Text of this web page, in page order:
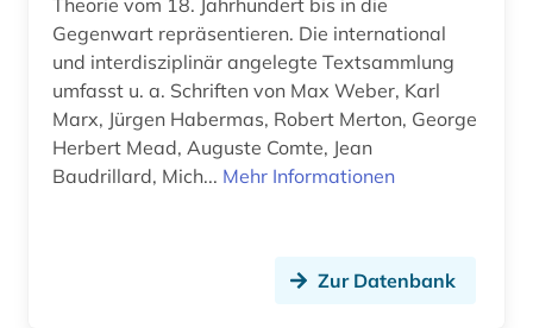
affekt (1)
afghanistan (4)
african diaspora (1)
african studies (2)
Thueringen (30)
Tschechische Republik (77)
Tuerkei (32)
USA (366)
Theorie vom 18. Jahrhundert bis in die
Gegenwart repräsentieren. Die international
und interdisziplinär angelegte Textsammlung
umfasst u. a. Schriften von Max Weber, Karl
Marx, Jürgen Habermas, Robert Merton, George
Herbert Mead, Auguste Comte, Jean
Baudrillard, Mich... Mehr Informationen
Zur Datenbank